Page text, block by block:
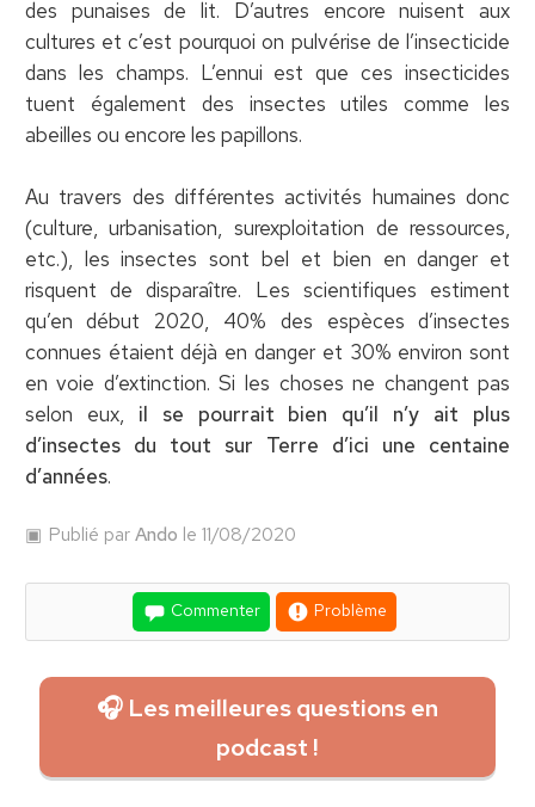
des punaises de lit. D’autres encore nuisent aux
cultures et c’est pourquoi on pulvérise de l’insecticide
dans les champs. L’ennui est que ces insecticides
tuent également des insectes utiles comme les
abeilles ou encore les papillons.
Au travers des différentes activités humaines donc
(culture, urbanisation, surexploitation de ressources,
etc.), les insectes sont bel et bien en danger et
risquent de disparaître. Les scientifiques estiment
qu’en début 2020, 40% des espèces d’insectes
connues étaient déjà en danger et 30% environ sont
en voie d’extinction. Si les choses ne changent pas
selon eux, il se pourrait bien qu’il n’y ait plus
d’insectes du tout sur Terre d’ici une centaine
d’années.
Publié parAndo le 11/08/2020
Commenter Problème
🎧 Les meilleures questions en
podcast !